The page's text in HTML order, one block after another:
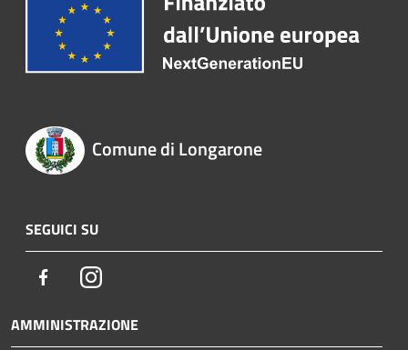
Comune di Longarone
SEGUICI SU
FacebookInstagram
AMMINISTRAZIONE